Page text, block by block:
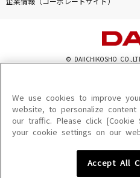
企業情報（コーポレートサイト）
© DAIICHIKOSHO
このサイトに掲載されている一切の文章・
を問わず、著作権法の定める範囲を超えて
を禁じます。
楽曲及びコンテンツは、機種によりご利用
楽曲及びコンテンツの配信日、配信内容が
We use cookies to improve
website, to personalize content
our traffic. Please click [Cookie
your cookie settings on our
Accept All